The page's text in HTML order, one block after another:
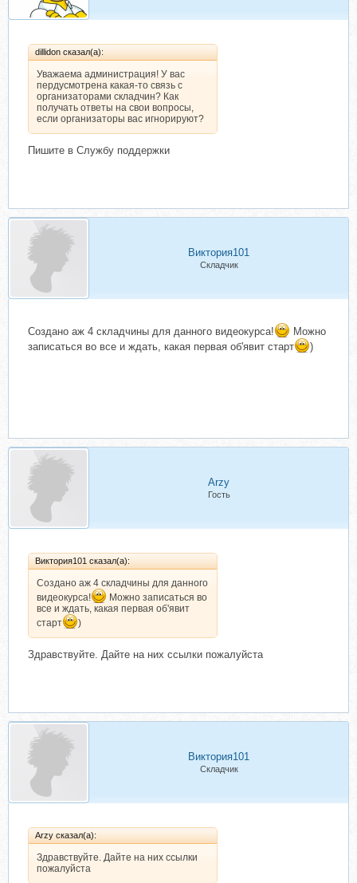
dillidon сказал(а):
Уважаема администрация! У вас
пердусмотрена какая-то связь с
организаторами складчин? Как
получать ответы на свои вопросы,
если организаторы вас игнорируют?
Пишите в Службу поддержки
Виктория101
Складчик
Создано аж 4 складчины для данного видеокурса!
Можно
записаться во все и ждать, какая первая об'явит старт
)
Arzy
Гость
Виктория101 сказал(а):
Создано аж 4 складчины для данного
видеокурса!
Можно записаться во
все и ждать, какая первая об'явит
старт
)
Здравствуйте. Дайте на них ссылки пожалуйста
Виктория101
Складчик
Arzy сказал(а):
Здравствуйте. Дайте на них ссылки
пожалуйста